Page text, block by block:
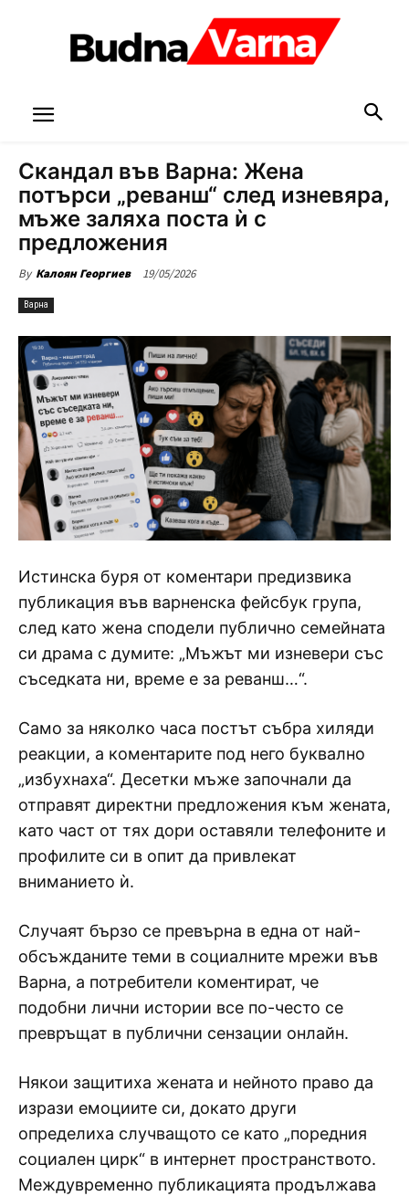
Скандал във Варна: Жена
потърси „реванш“ след изневяра,
мъже заляха поста ѝ с
предложения
By Калоян Георгиев 19/05/2026
Варна
Истинска буря от коментари предизвика
публикация във варненска фейсбук група,
след като жена сподели публично семейната
си драма с думите: „Мъжът ми изневери със
съседката ни, време е за реванш…“.
Само за няколко часа постът събра хиляди
реакции, а коментарите под него буквално
„избухнаха“. Десетки мъже започнали да
отправят директни предложения към жената,
като част от тях дори оставяли телефоните и
профилите си в опит да привлекат
вниманието ѝ.
Случаят бързо се превърна в една от най-
обсъжданите теми в социалните мрежи във
Варна, а потребители коментират, че
подобни лични истории все по-често се
превръщат в публични сензации онлайн.
Някои защитиха жената и нейното право да
изрази емоциите си, докато други
определиха случващото се като „поредния
социален цирк“ в интернет пространството.
Междувременно публикацията продължава